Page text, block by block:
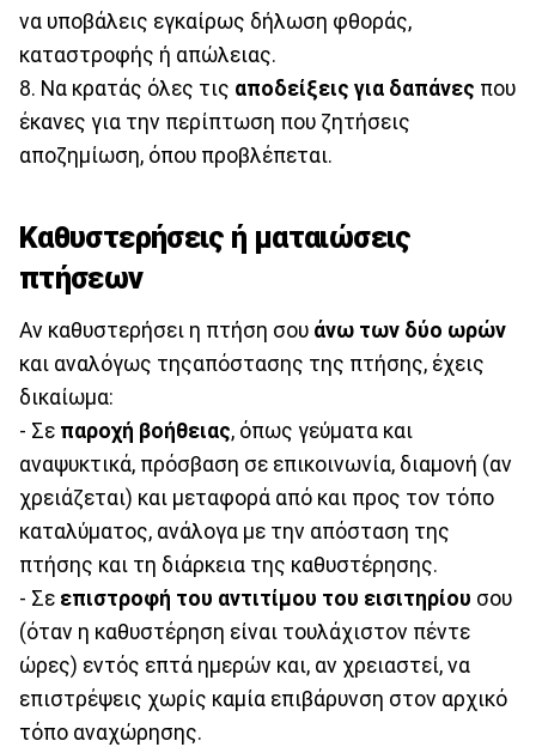
να υποβάλεις εγκαίρως δήλωση φθοράς,
καταστροφής ή απώλειας.
8. Να κρατάς όλες τις αποδείξεις για δαπάνες που
έκανες για την περίπτωση που ζητήσεις
αποζημίωση, όπου προβλέπεται.
Καθυστερήσεις ή ματαιώσεις
πτήσεων
Αν καθυστερήσει η πτήση σου άνω των δύο ωρών
και αναλόγως τηςαπόστασης της πτήσης, έχεις
δικαίωμα:
- Σε παροχή βοήθειας, όπως γεύματα και
αναψυκτικά, πρόσβαση σε επικοινωνία, διαμονή (αν
χρειάζεται) και μεταφορά από και προς τον τόπο
καταλύματος, ανάλογα με την απόσταση της
πτήσης και τη διάρκεια της καθυστέρησης.
- Σε επιστροφή του αντιτίμου του εισιτηρίου σου
(όταν η καθυστέρηση είναι τουλάχιστον πέντε
ώρες) εντός επτά ημερών και, αν χρειαστεί, να
επιστρέψεις χωρίς καμία επιβάρυνση στον αρχικό
τόπο αναχώρησης.